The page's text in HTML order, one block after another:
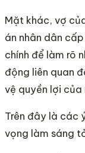
Mặt khác, vợ
án nhân dân
chính để làm rõ
động liên quan
vệ quyền lợi của
Trên đây là các
vọng làm sáng